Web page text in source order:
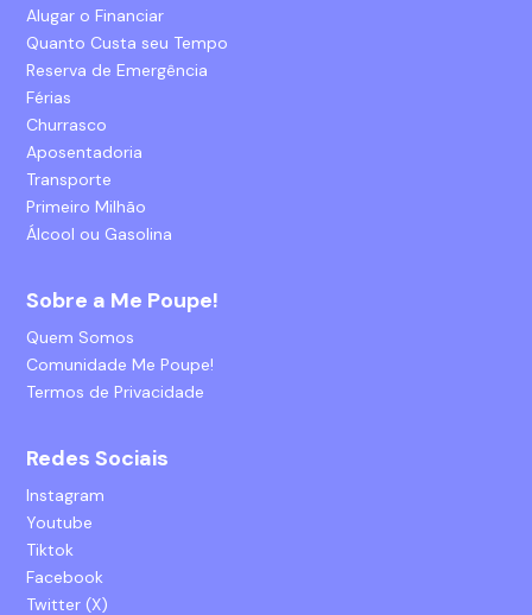
Alugar o Financiar
Quanto Custa seu Tempo
Reserva de Emergência
Férias
Churrasco
Aposentadoria
Transporte
Primeiro Milhão
Álcool ou Gasolina
Sobre a Me Poupe!
Quem Somos
Comunidade Me Poupe!
Termos de Privacidade
Redes Sociais
Instagram
Youtube
Tiktok
Facebook
Twitter (X)